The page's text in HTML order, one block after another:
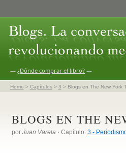
— ¿Dónde comprar el libro? —
Home > Capítulos> 3 > Blogs en The New York
BLOGS EN THE
porJuan Varela · Capítulo:3.-